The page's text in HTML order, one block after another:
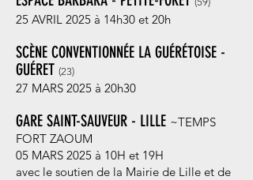
25 AVRIL 2025 à 14h30 et 20h
SCÈNE CONVENTIONNÉE LA GUÉRÉTOISE -
GUÉRET (23)
27 MARS 2025 à 20h30
GARE SAINT-SAUVEUR - LILLE ~TEMPS
FORT ZAOUM
05 MARS 2025 à 10H et 19H
avec le soutien de la Mairie de Lille et de